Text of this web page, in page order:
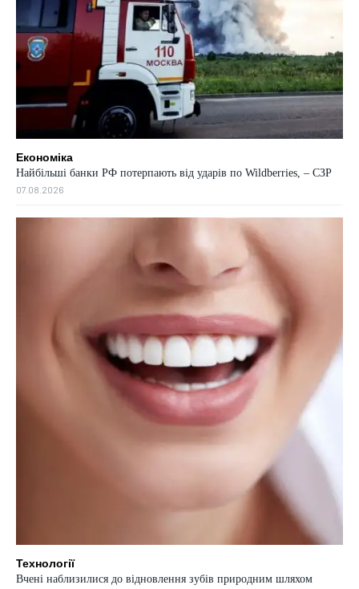
Економіка
Найбільші банки РФ потерпають від ударів по Wildberries, – СЗР
07.08.2026
Технології
Вчені наблизилися до відновлення зубів природним шляхом